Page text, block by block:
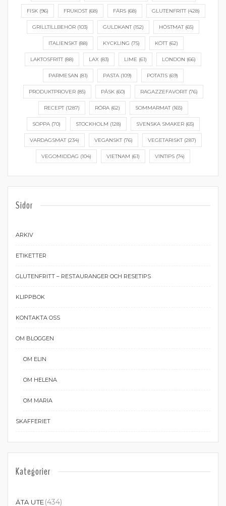
FISK(96) FRUKOST(68) FÄRS(68) GLUTENFRITT(428)
GRILLTILLBEHÖR (103) GULDKANT(152) HÖSTMAT(65)
ITALIENSKT(88) KYCKLING (75) KÖTT(62)
LAKTOSFRITT(88) LAX (83) LIME (61) LONDON (66)
PARMESAN (81) PASTA(109) POTATIS(69)
PRODUKTPROVER(85) PÅSK(60) RAGAZZEFAVORIT(76)
RECEPT(1287) RÖRA(62) SOMMARMAT(165)
SOPPA(70) STOCKHOLM (128) SVENSKA SMAKER(65)
VARDAGSMAT(234) VEGANSKT(76) VEGETARISKT(287)
VEGOMIDDAG (104) VIETNAM (61) VINTIPS (74)
Sidor
ARKIV
ETIKETTER
GLUTENFRITT – RESTAURANGER OCH RESETIPS
KLIPPBOK
KONTAKTA OSS
OM BLOGGEN
OM ELIN
OM HELENA
OM MARIA
SKAFFERIET
Kategorier
ÄTA UTE(434)